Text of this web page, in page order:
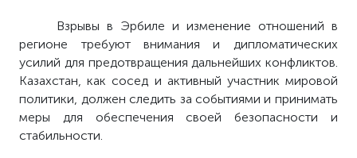
Взрывы в Эрбиле и изменение отношений в
регионе требуют внимания и дипломатических
усилий для предотвращения дальнейших конфликтов.
Казахстан, как сосед и активный участник мировой
политики, должен следить за событиями и принимать
меры для обеспечения своей безопасности и
стабильности.